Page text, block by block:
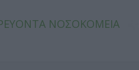
ΝΟΣΟΚΟΜΕΙΑ